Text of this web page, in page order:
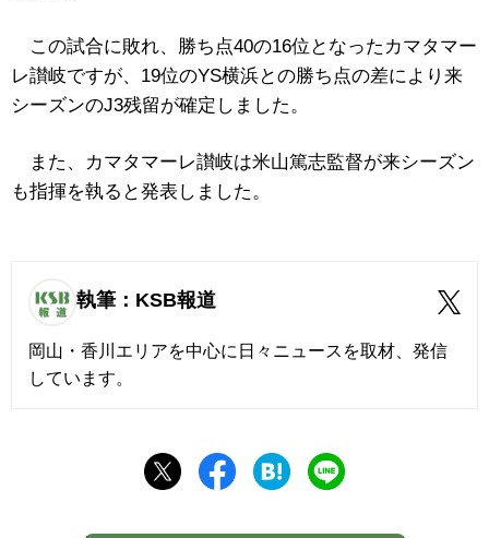
この試合に敗れ、勝ち点40の16位となったカマタマー
レ讃岐ですが、19位のYS横浜との勝ち点の差により来
シーズンのJ3残留が確定しました。
また、カマタマーレ讃岐は米山篤志監督が来シーズン
も指揮を執ると発表しました。
執筆：KSB報道
岡山・香川エリアを中心に日々ニュースを取材、発信
しています。